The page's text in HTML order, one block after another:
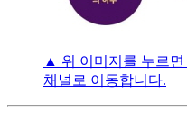
▲ 위 이미지를 누르
채널로 이동합니다.